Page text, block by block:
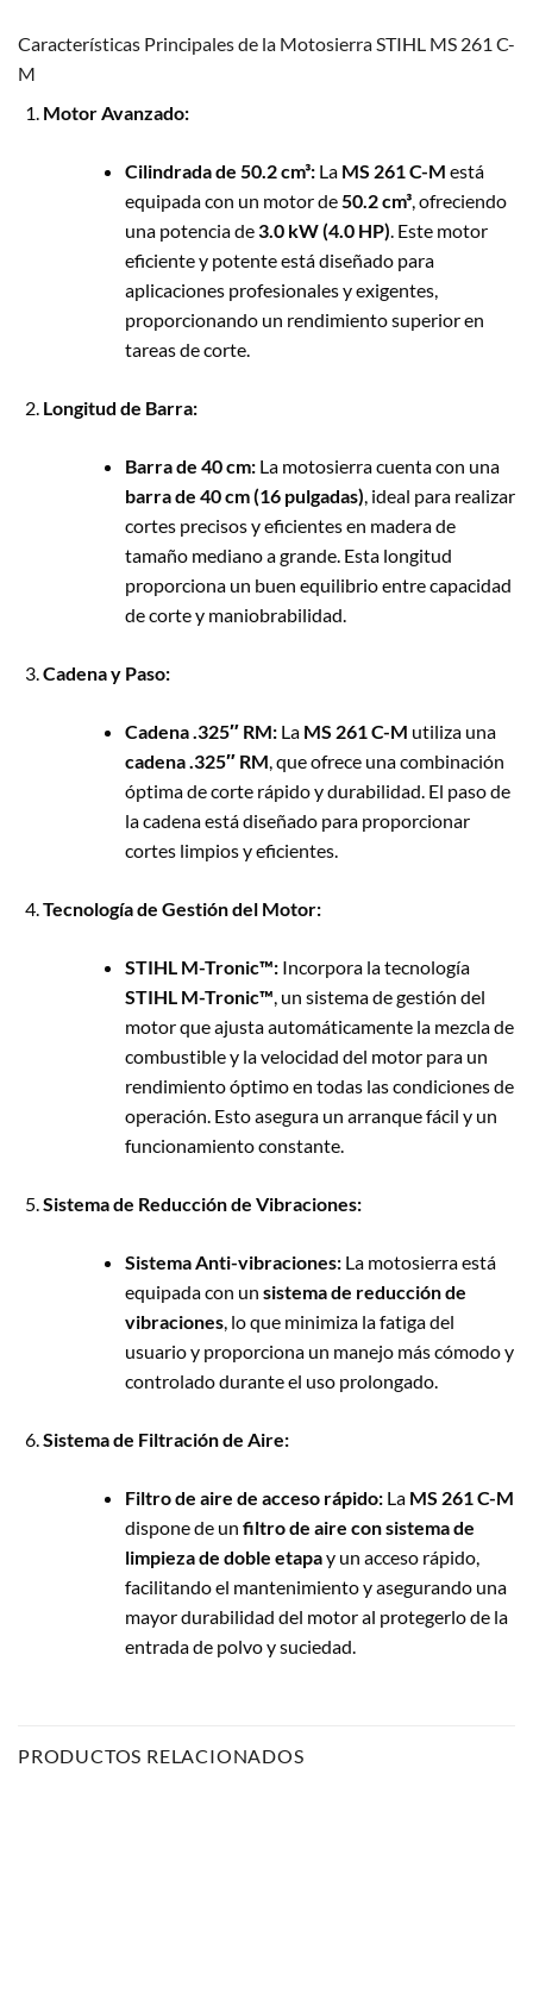
Características Principales de la Motosierra STIHL MS 261 C-
M
Motor Avanzado:
Cilindrada de 50.2 cm³:La MS 261 C-M está
equipada con un motor de50.2 cm³, ofreciendo
una potencia de3.0 kW (4.0 HP). Este motor
eficiente y potente está diseñado para
aplicaciones profesionales y exigentes,
proporcionando un rendimiento superior en
tareas de corte.
Longitud de Barra:
Barra de 40 cm:La motosierra cuenta con una
barra de 40 cm (16 pulgadas), ideal para realizar
cortes precisos y eficientes en madera de
tamaño mediano a grande. Esta longitud
proporciona un buen equilibrio entre capacidad
de corte y maniobrabilidad.
Cadena y Paso:
Cadena .325″ RM:La MS 261 C-M utiliza una
cadena .325″ RM, que ofrece una combinación
óptima de corte rápido y durabilidad. El paso de
la cadena está diseñado para proporcionar
cortes limpios y eficientes.
Tecnología de Gestión del Motor:
STIHL M-Tronic™:Incorpora la tecnología
STIHL M-Tronic™, un sistema de gestión del
motor que ajusta automáticamente la mezcla de
combustible y la velocidad del motor para un
rendimiento óptimo en todas las condiciones de
operación. Esto asegura un arranque fácil y un
funcionamiento constante.
Sistema de Reducción de Vibraciones:
Sistema Anti-vibraciones:La motosierra está
equipada con un sistema de reducción de
vibraciones, lo que minimiza la fatiga del
usuario y proporciona un manejo más cómodo y
controlado durante el uso prolongado.
Sistema de Filtración de Aire:
Filtro de aire de acceso rápido:La MS 261 C-M
dispone de un filtro de aire con sistema de
limpieza de doble etapay un acceso rápido,
facilitando el mantenimiento y asegurando una
mayor durabilidad del motor al protegerlo de la
entrada de polvo y suciedad.
PRODUCTOS RELACIONADOS